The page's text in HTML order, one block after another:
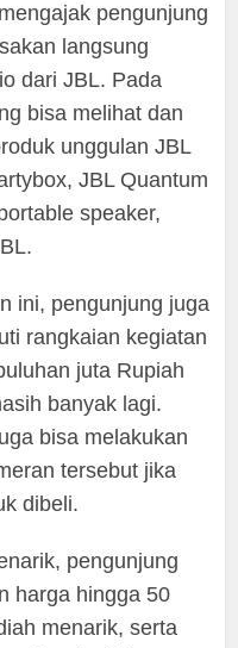
pengunjung
langsung
dari JBL. Pada
bisa melihat dan
unggulan JBL
JBL Quantum
speaker,
ini, pengunjung juga
rangkaian kegiatan
juta Rupiah
banyak lagi.
bisa melakukan
tersebut jika
dibeli.
pengunjung
harga hingga 50
menarik, serta